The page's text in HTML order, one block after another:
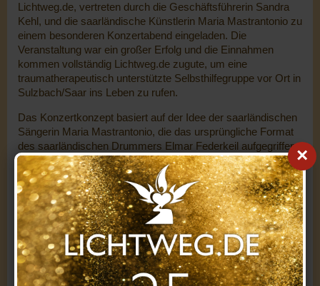
×
Lichtweg.de, vertreten durch die Geschäftsführerin Sandra
Kehl, und die saarländische Künstlerin Maria Mastrantonio zu
einem besonderen Konzertabend eingeladen. Die
Veranstaltung war ein großer Erfolg und die Einnahmen
kommen vollständig Lichtweg.de zugute, um eine
traumatherapeutisch unterstützte Selbsthilfegruppe vor Ort in
Sulzbach/Saar ins Leben zu rufen.
Das Konzertkonzept basiert auf der Idee der saarländischen
Sängerin Maria Mastrantonio, die das ursprüngliche Format
des saarländischen Drummers Elmar Federkeil aufgegriffen
und gemeinsam mit Sandra weiterentwickelt hat. Elmar
Federkeil hat an diesem Abend zudem als Moderator das
Publikum souverän durch das Programm geführt.
Wir freuen uns auch sehr, dass die Stadtwerke Sulzbach die
Schirmherrschaft für dieses Benefizkonzert übernommen
haben.
Programmhighlights: